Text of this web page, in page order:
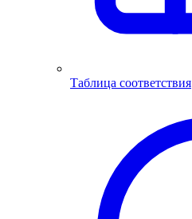
Таблица соответствия